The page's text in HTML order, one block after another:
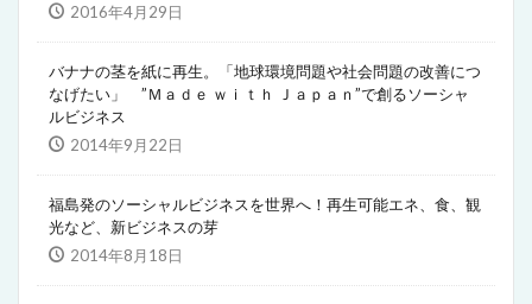
2016年4月29日
バナナの茎を紙に再生。「地球環境問題や社会問題の改善につ
なげたい」 ”Ｍａｄｅ ｗｉｔｈ Ｊａｐａｎ”で創るソーシャ
ルビジネス
2014年9月22日
福島発のソーシャルビジネスを世界へ！再生可能エネ、食、観
光など、新ビジネスの芽
2014年8月18日